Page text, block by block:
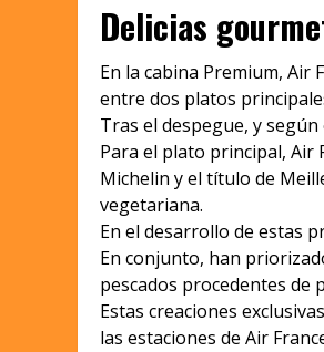
Delicias
En la cabina Premium, Air
entre dos platos
Tras el despegue, y
Para el plato principal, Air
Michelin y el título de
vegetariana.
En el desarrollo de estas
En conjunto, han
pescados procedentes de
Estas creaciones
las estaciones de Air